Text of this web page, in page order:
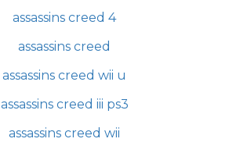
assassins creed 4
assassins creed
assassins creed wii u
assassins creed iii ps3
assassins creed wii